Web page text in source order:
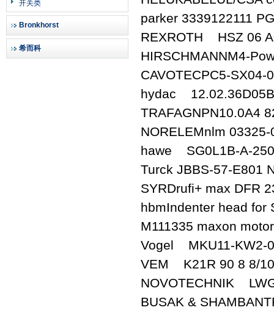
开关类
Bronkhorst
希而科
parker 3339122111
REXROTH HSZ 06
HIRSCHMANNM4-
CAVOTECPC5-SX04-
hydac
TRAFAGNPN10.0A4
NORELEMnlm
hawe SG0L1B-A-250
Turck JBBS-57-E801
SYRDrufi+ max DFR
hbmIndenter head for
M111335 maxon
Vogel MKU11-KW2-
VEM K21R 90 8 8/
NOVOTECHNIK
BUSAK &